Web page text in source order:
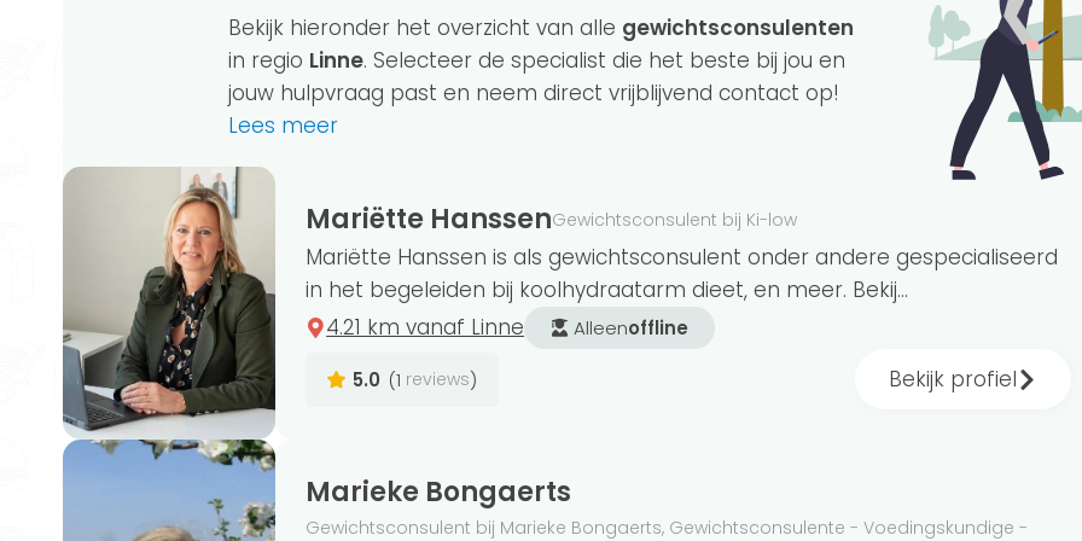
Bekijk hieronder het overzicht van alle gewichtsconsulenten
in regio Linne. Selecteer de specialist die het beste bij jou en
jouw hulpvraag past en neem direct vrijblijvend contact op!
Lees meer
Momenteel hebben wij 123 gewichtsconsulenten die je online kunnen begeleiden. Ben
je op zoek naar een consulent bij jou in de buurt? We hebben 5 aangesloten
consulenten in de regio Linne.
De titel ‘gewichtsconsulent’ is niet beschermd. Iedereen die dat wil kan zich zo
noemen. Een opleiding is dus niet noodzakelijk. Maar maak je geen zorgen. Alle bij ons
aangesloten gewichtsconsulenten hebben een opleiding gevolgd. Bijvoorbeeld sports
Mariëtte HanssenGewichtsconsulent bij Ki-low
Mariëtte Hanssen is als gewichtsconsulent onder andere gespecialiseerd
in het begeleiden bij koolhydraatarm dieet, en meer. Bekij...
4.21 km vanaf Linne
Alleenoffline
5.0 (1 reviews) Bekijk profiel
Marieke Bongaerts
Gewichtsconsulent bij Marieke Bongaerts, Gewichtsconsulente - Voedingskundige -